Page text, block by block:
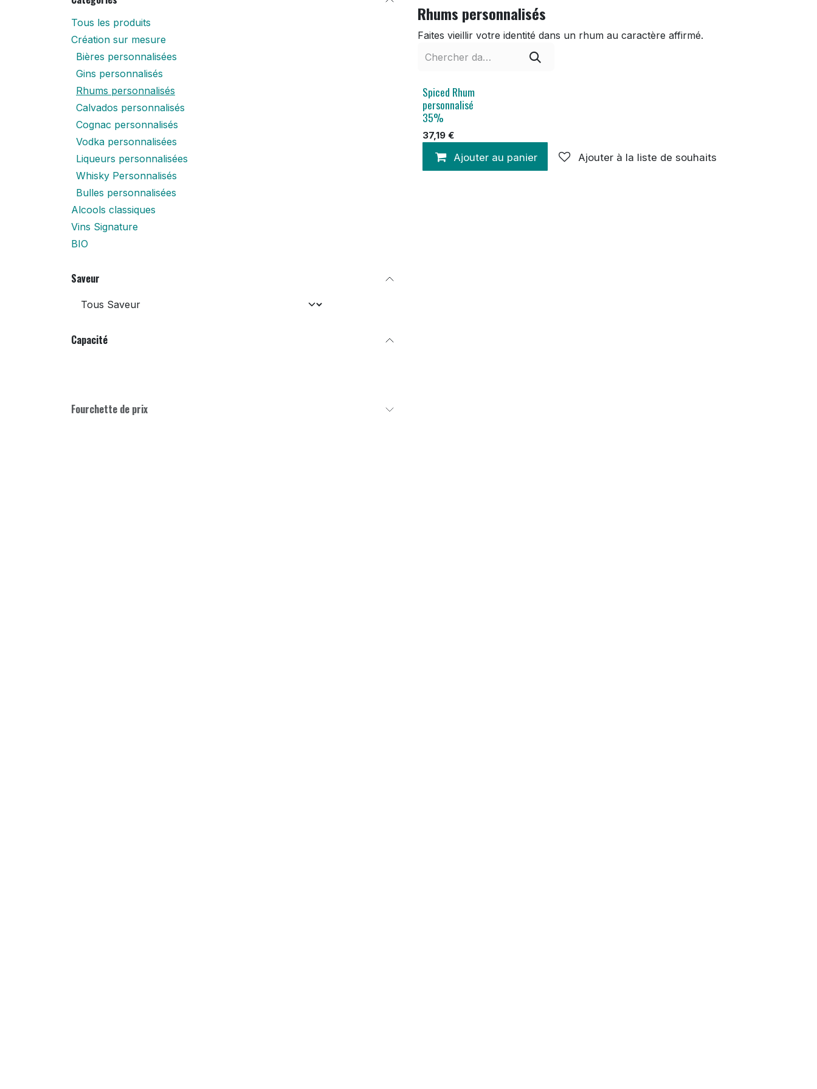
Tous les produits
Création sur mesure
Bières personnalisées
Gins personnalisés
Rhums personnalisés
Calvados personnalisés
Cognac personnalisés
Vodka personnalisées
Liqueurs personnalisées
Whisky Personnalisés
Bulles personnalisées
Alcools classiques
Vins Signature
BIO
Saveur
Capacité
Fourchette de prix
Rhums personnalisés
Faites vieillir votre identité dans un rhum au caractère affirmé.
Spiced Rhum
personnalisé
35%
37,19 €
Ajouter au panier Ajouter à la liste de souhaits